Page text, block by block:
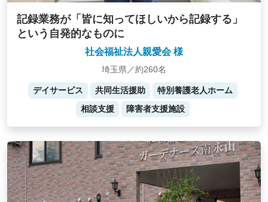
記録業務が「皆に知ってほしいから記録する」
という自発的なものに
社会福祉法人親愛会 様
埼玉県／約260名
デイサービス 共同生活援助
特別養護老人ホーム
相談支援
障害者支援施設